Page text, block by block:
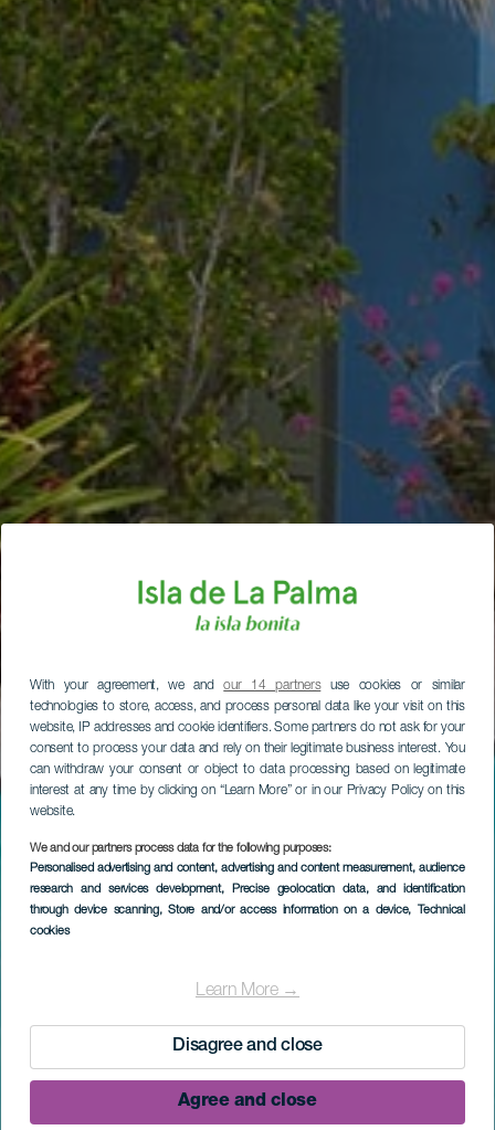
With your agreement, we andour 14 partnersuse cookies or similar
technologies to store, access, and process personal data like your visit on this
website, IP addresses and cookie identifiers. Some partners do not ask for your
consent to process your data and rely on their legitimate business interest. You
can withdraw your consent or object to data processing based on legitimate
interest at any time by clicking on “Learn More” or in our Privacy Policy on this
website.
We and our partners process data for the following purposes:
Personalised advertising and content, advertising and content measurement, audience
research and services development, Precise geolocation data, and identification
through device scanning, Store and/or access information on a device, Technical
cookies
Learn More →
Disagree and close
Agree and close